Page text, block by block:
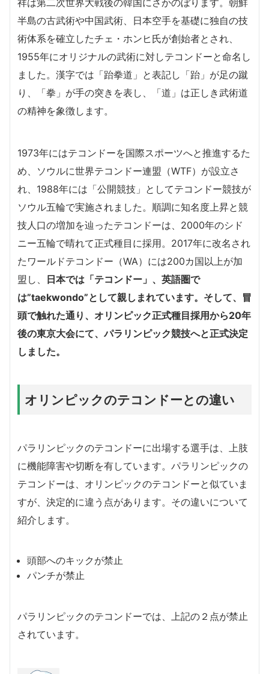
半島の古武術や中国武術、日本空手を基礎に独自の技
術体系を確立したチェ・ホンヒ氏が創始者とされ、
1955年にオリジナルの武術に対しテコンドーと命名し
ました。漢字では「跆拳道」と表記し「跆」が足の蹴
り、「拳」が手の突きを表し、「道」は正しき武術道
の精神を象徴します。
1973年にはテコンドーを国際スポーツへと推進するた
め、ソウルに世界テコンドー連盟（WTF）が設立さ
れ、1988年には「公開競技」としてテコンドー競技が
ソウル五輪で実施されました。順調に知名度上昇と競
技人口の増加を辿ったテコンドーは、2000年のシド
ニー五輪で晴れて正式種目に採用。2017年に改名され
たワールドテコンドー（WA）には200カ国以上が加
盟し、 日本では「テコンドー」、英語圏で
は”taekwondo”として親しまれています。そして、冒
頭で触れた通り、 オリンピック正式種目採用から20年
後の東京大会にて、パラリンピック競技へと正式決定
しました。
オリンピックのテコンドーとの違い
パラリンピックのテコンドーに出場する選手は、上肢
に機能障害や切断を有しています。パラリンピックの
テコンドーは、オリンピックのテコンドーと似ていま
すが、決定的に違う点があります。その違いについて
紹介します。
頭部へのキックが禁止
パンチが禁止
パラリンピックのテコンドーでは、上記の２点が禁止
されています。